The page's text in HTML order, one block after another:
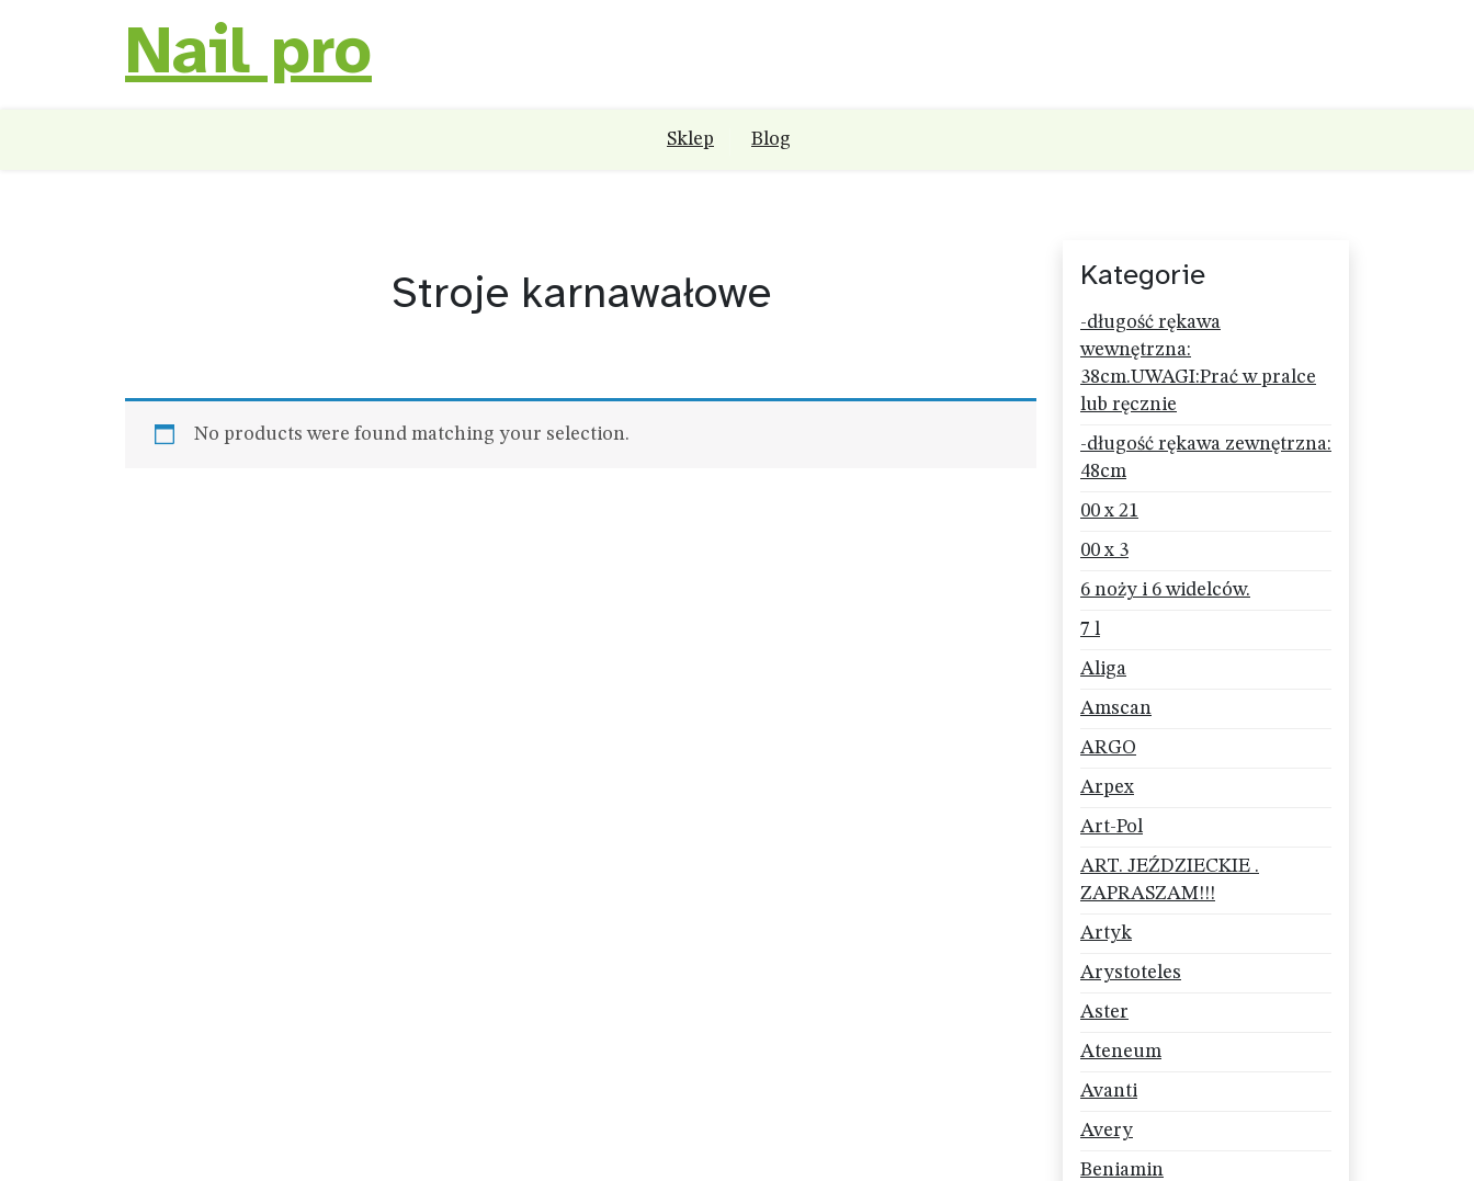
Nail pro
Sklep Blog
Stroje karnawałowe
No products were found matching your selection.
Kategorie
-długość rękawa
wewnętrzna:
38cm.UWAGI:Prać w pralce
lub ręcznie
-długość rękawa zewnętrzna:
48cm
00 x 21
00 x 3
6 noży i 6 widelców.
7 l
Aliga
Amscan
ARGO
Arpex
Art-Pol
ART. JEŹDZIECKIE .
ZAPRASZAM!!!
Artyk
Arystoteles
Aster
Ateneum
Avanti
Avery
Beniamin